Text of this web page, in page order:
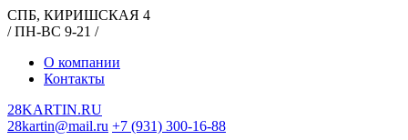
СПБ, КИРИШСКАЯ 4
/ ПН-ВС 9-21 /
О компании
Контакты
28KARTIN.RU
28kartin@mail.ru +7 (931) 300-16-88